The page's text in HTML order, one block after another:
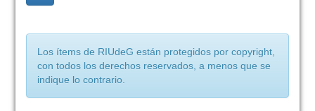
Los ítems de RIUdeG están protegidos por copyright,
con todos los derechos reservados, a menos que se
indique lo contrario.